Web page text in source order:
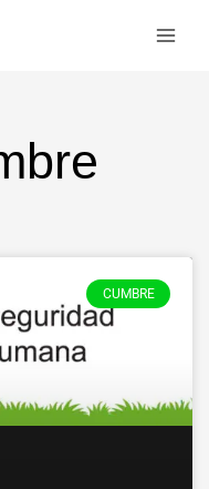
CUMBRE